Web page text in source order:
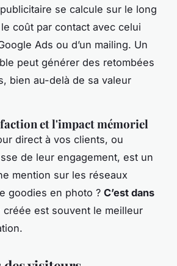
publicitaire se calcule sur le long
coût par contact avec celui
Ads ou d’un mailing. Un
peut générer des retombées
bien au-delà de sa valeur
et l'impact mémoriel
direct à vos clients, ou
de leur engagement, est un
mention sur les réseaux
goodies en photo ? C’est dans
créée est souvent le meilleur